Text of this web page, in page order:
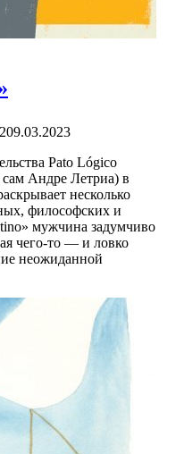
09.03.2023
Pato Lógico
сам Андре Летриа) в
несколько
философских и
мужчина задумчиво
чего-то — и ловко
неожиданной